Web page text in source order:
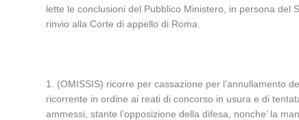
lette le conclusioni del Pubblico Ministero, in persona
rinvio alla Corte di appello di Roma.
1. (OMISSIS) ricorre per cassazione per l’annullamento
ricorrente in ordine ai reati di concorso in usura e di
ammessi, stante l’opposizione della difesa, nonche’ la